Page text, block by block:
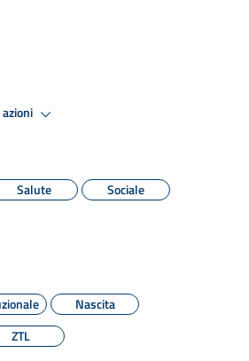
Salute
Sociale
Nascita
ZTL